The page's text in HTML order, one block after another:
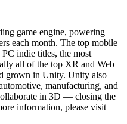
game engine, powering
each month. The top mobile
indie titles, the most
all of the top XR and Web
grown in Unity. Unity also
manufacturing, and
in 3D — closing the
information, please visit